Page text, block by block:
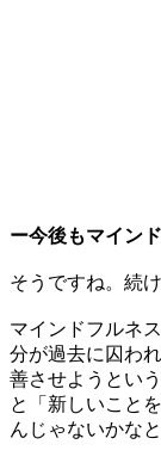
ー今後もマイン
そうですね。続
マインドフルネ
分が過去に囚わ
善させようとい
と「新しいこと
んじゃないかな